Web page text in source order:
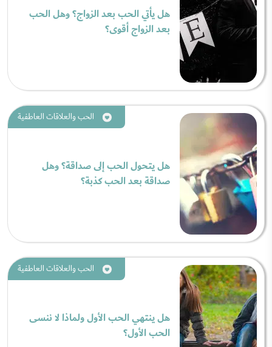
هل يأتي الحب بعد الزواج؟ وهل الحب
بعد الزواج أقوى؟
الحب والعلاقات العاطفية
هل يتحول الحب إلى صداقة؟ وهل
صداقة بعد الحب كذبة؟
الحب والعلاقات العاطفية
هل ينتهي الحب الأول ولماذا لا ننسى
الحب الأول؟